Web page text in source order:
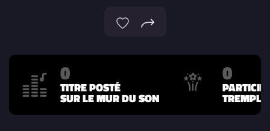
0
TITRE POSTÉ
SUR LE MUR DU SON
0